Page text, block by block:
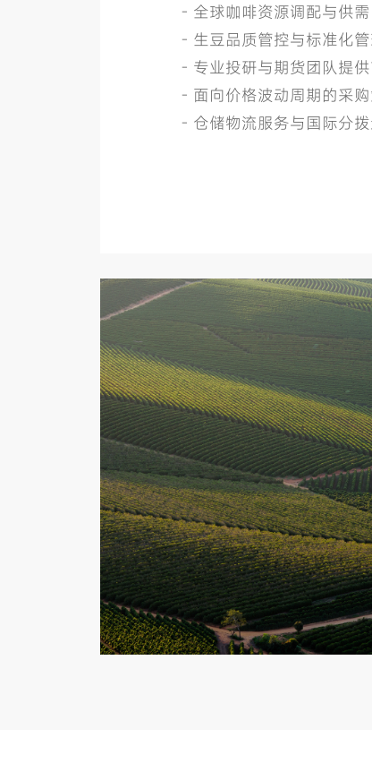
- 全球咖啡资源调配与供
- 生豆品质管控与标准化
- 专业投研与期货团队提
- 面向价格波动周期的采
- 仓储物流服务与国际分